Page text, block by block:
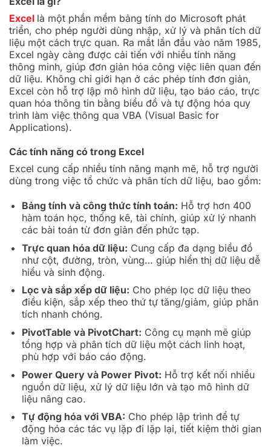
Excel là một phần mềm bảng tính do Microsoft phát
triển, cho phép người dùng nhập, xử lý và phân tích dữ
liệu một cách trực quan. Ra mắt lần đầu vào năm 1985,
Excel ngày càng được cải tiến với nhiều tính năng
thông minh, giúp đơn giản hóa công việc liên quan đến
dữ liệu. Không chỉ giới hạn ở các phép tính đơn giản,
Excel còn hỗ trợ lập mô hình dữ liệu, tạo báo cáo, trực
quan hóa thông tin bằng biểu đồ và tự động hóa quy
trình làm việc thông qua VBA (Visual Basic for
Applications).
Các tính năng có trong Excel
Excel cung cấp nhiều tính năng mạnh mẽ, hỗ trợ người
dùng trong việc tổ chức và phân tích dữ liệu, bao gồm:
Bảng tính và công thức tính toán: Hỗ trợ hơn 400
hàm toán học, thống kê, tài chính, giúp xử lý nhanh
các bài toán từ đơn giản đến phức tạp.
Trực quan hóa dữ liệu: Cung cấp đa dạng biểu đồ
như cột, đường, tròn, vùng… giúp hiển thị dữ liệu dễ
hiểu và sinh động.
Lọc và sắp xếp dữ liệu: Cho phép lọc dữ liệu theo
điều kiện, sắp xếp theo thứ tự tăng/giảm, giúp phân
tích nhanh chóng.
PivotTable và PivotChart: Công cụ mạnh mẽ giúp
tổng hợp và phân tích dữ liệu một cách linh hoạt,
phù hợp với báo cáo động.
Power Query và Power Pivot: Hỗ trợ kết nối nhiều
nguồn dữ liệu, xử lý dữ liệu lớn và tạo mô hình dữ
liệu nâng cao.
Tự động hóa với VBA: Cho phép lập trình để tự
động hóa các tác vụ lặp đi lặp lại, tiết kiệm thời gian
làm việc.